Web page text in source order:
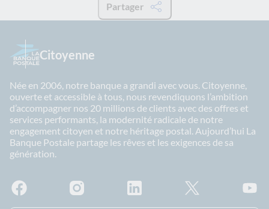
Partager
Citoyenne
Née en 2006, notre banque a grandi avec vous. Citoyenne,
ouverte et accessible à tous, nous revendiquons l’ambition
d’accompagner nos 20 millions de clients avec des offres et
services performants, la modernité radicale de notre
engagement citoyen et notre héritage postal. Aujourd’hui La
Banque Postale partage les rêves et les exigences de sa
génération.